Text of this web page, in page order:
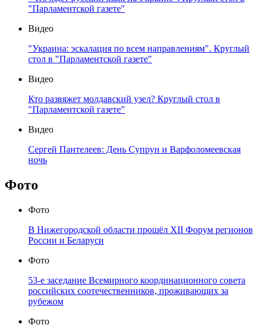
"Парламентской газете"
Видео
"Украина: эскалация по всем направлениям". Круглый
стол в "Парламентской газете"
Видео
Кто развяжет молдавский узел? Круглый стол в
"Парламентской газете"
Видео
Сергей Пантелеев: День Супрун и Варфоломеевская
ночь
Фото
Фото
В Нижегородской области прошёл XII Форум регионов
России и Беларуси
Фото
53-е заседание Всемирного координационного совета
российских соотечественников, проживающих за
рубежом
Фото